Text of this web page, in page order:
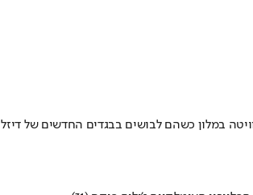
במלון כשהם לבושים בבגדים החדשים של דיזל